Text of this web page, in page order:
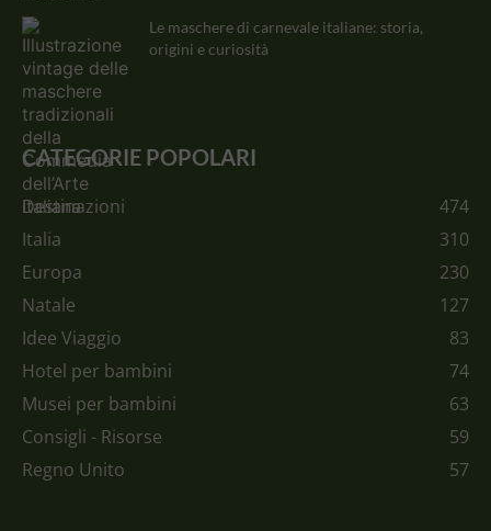
Le maschere di carnevale italiane: storia,
origini e curiosità
CATEGORIE POPOLARI
Destinazioni
474
Italia
310
Europa
230
Natale
127
Idee Viaggio
83
Hotel per bambini
74
Musei per bambini
63
Consigli - Risorse
59
Regno Unito
57